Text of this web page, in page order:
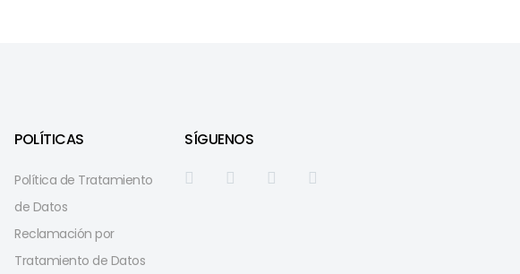
POLÍTICAS
Política de Tratamiento
de Datos
Reclamación por
Tratamiento de Datos
SÍGUENOS